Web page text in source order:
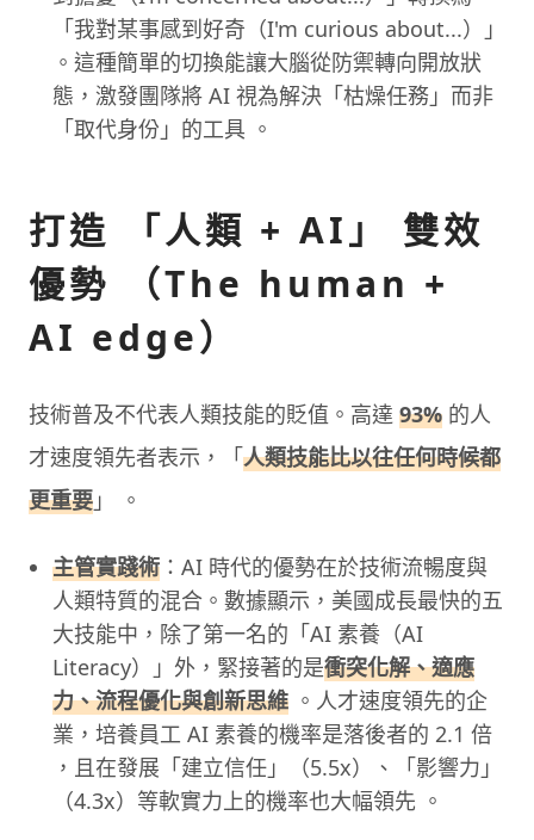
「我對某事感到好奇（I'm curious about...）」
。這種簡單的切換能讓大腦從防禦轉向開放狀
態，激發團隊將 AI 視為解決「枯燥任務」而非
「取代身份」的工具 。
打造 「人類 + AI」 雙效
優勢 （The human +
AI edge）
技術普及不代表人類技能的貶值。高達 93% 的人
才速度領先者表示，「人類技能比以往任何時候都
更重要 」 。
主管實踐術 ：AI 時代的優勢在於技術流暢度與
人類特質的混合。數據顯示，美國成長最快的五
大技能中，除了第一名的「AI 素養（AI
Literacy）」外，緊接著的是衝突化解、適應
力、流程優化與創新思維 。人才速度領先的企
業，培養員工 AI 素養的機率是落後者的 2.1 倍
，且在發展「建立信任」（5.5x）、「影響力」
（4.3x）等軟實力上的機率也大幅領先 。